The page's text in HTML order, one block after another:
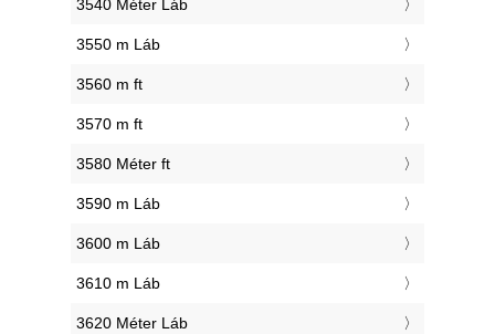
3540 Méter Láb
3550 m Láb
3560 m ft
3570 m ft
3580 Méter ft
3590 m Láb
3600 m Láb
3610 m Láb
3620 Méter Láb